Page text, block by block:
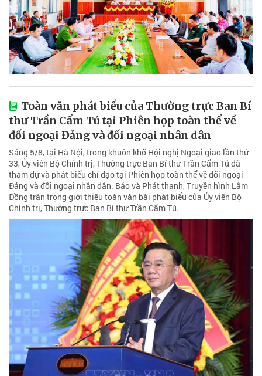
Toàn văn phát biểu của Thường trực Ban Bí
thư Trần Cẩm Tú tại Phiên họp toàn thể về
đối ngoại Đảng và đối ngoại nhân dân
Sáng 5/8, tại Hà Nội, trong khuôn khổ Hội nghị Ngoại giao lần thứ
33, Ủy viên Bộ Chính trị, Thường trực Ban Bí thư Trần Cẩm Tú đã
tham dự và phát biểu chỉ đạo tại Phiên họp toàn thể về đối ngoại
Đảng và đối ngoại nhân dân. Báo và Phát thanh, Truyền hình Lâm
Đồng trân trọng giới thiệu toàn văn bài phát biểu của Ủy viên Bộ
Chính trị, Thường trực Ban Bí thư Trần Cẩm Tú.